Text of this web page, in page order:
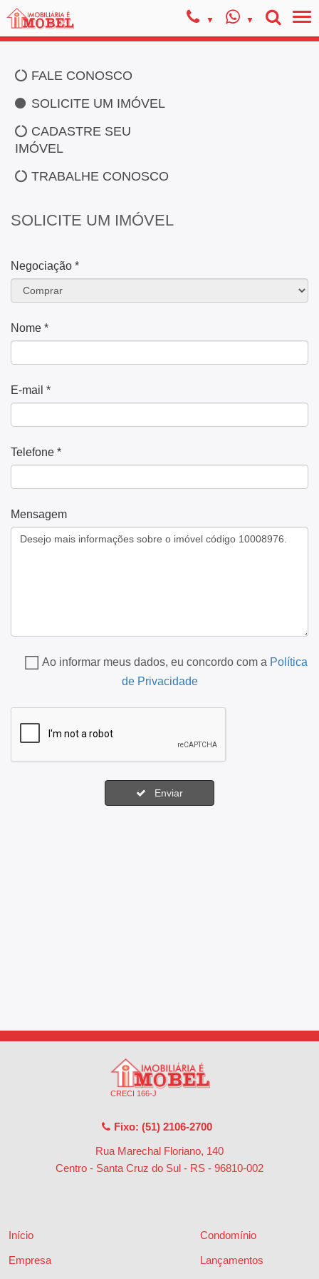
FALE CONOSCO
SOLICITE UM IMÓVEL
CADASTRE SEU
IMÓVEL
TRABALHE CONOSCO
SOLICITE UM IMÓVEL
Negociação *
Nome *
E-mail *
Telefone *
Mensagem
Ao informar meus dados, eu concordo com a Política
de Privacidade
Enviar
CRECI 166-J
Fixo: (51) 2106-2700
Rua Marechal Floriano, 140
Centro - Santa Cruz do Sul - RS - 96810-002
Início
Empresa
Condomínio
Lançamentos